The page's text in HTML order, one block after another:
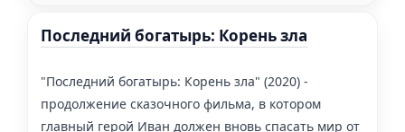
Последний богатырь: Корень зла
"Последний богатырь: Корень зла" (2020) -
продолжение сказочного фильма, в котором
главный герой Иван должен вновь спасать мир от